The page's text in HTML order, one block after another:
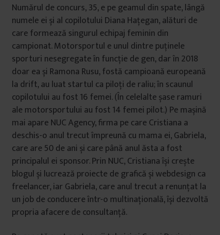
Numărul de concurs, 35, e pe geamul din spate, lângă
numele ei și al copilotului Diana Hațegan, alături de
care formează singurul echipaj feminin din
campionat. Motorsportul e unul dintre puținele
sporturi nesegregate în funcție de gen, dar în 2018
doar ea și Ramona Rusu, fostă campioană europeană
la drift, au luat startul ca piloți de raliu; în scaunul
copilotului au fost 16 femei. (În celelalte șase ramuri
ale motorsportului au fost 14 femei pilot.) Pe mașină
mai apare NUC Agency, firma pe care Cristiana a
deschis-o anul trecut împreună cu mama ei, Gabriela,
care are 50 de ani și care până anul ăsta a fost
principalul ei sponsor. Prin NUC, Cristiana își crește
blogul și lucrează proiecte de grafică și webdesign ca
freelancer, iar Gabriela, care anul trecut a renunțat la
un job de conducere într-o multinațională, își dezvoltă
propria afacere de consultanță.